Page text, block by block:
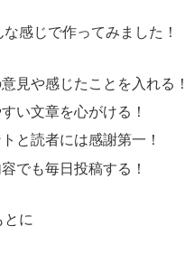
感じで作ってみました
見や感じたことを入れる！
い文章を心がける！
と読者には感謝第一！
でも毎日投稿する！
とに